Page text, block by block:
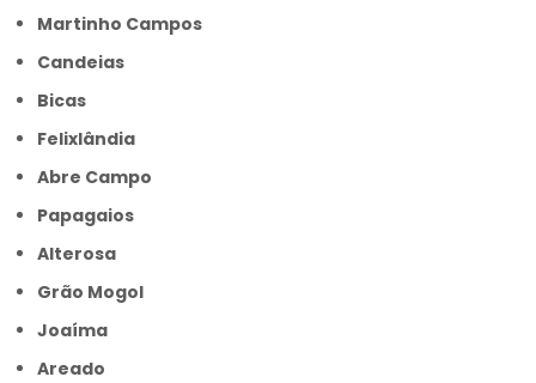
Martinho Campos
Candeias
Bicas
Felixlândia
Abre Campo
Papagaios
Alterosa
Grão Mogol
Joaíma
Areado